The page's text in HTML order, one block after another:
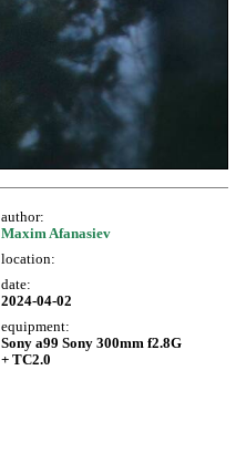
author:
Maxim Afanasiev
location:
date:
2024-04-02
equipment:
Sony a99 Sony 300mm f2.8G
+ TC2.0